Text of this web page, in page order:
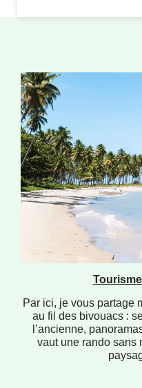
Par ici, je vous partage
au fil des bivouacs :
l’ancienne,
vaut une rando sans